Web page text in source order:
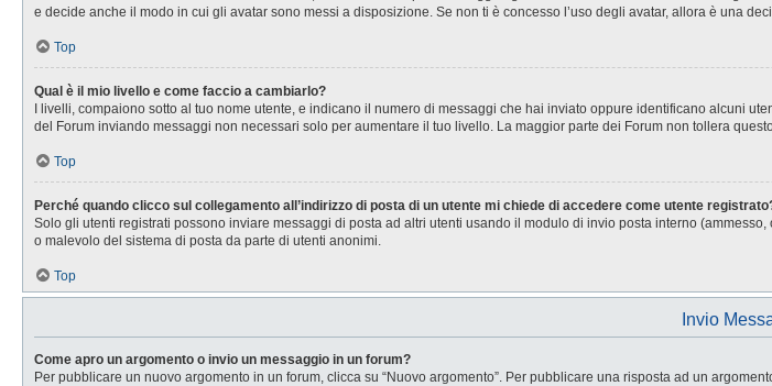
e decide anche il modo in cui gli avatar sono messi a disposizione. Se non ti è concesso l’uso degli avatar, allora è una
Top
Qual è il mio livello e come faccio a cambiarlo?
I livelli, compaiono sotto al tuo nome utente, e indicano il numero di messaggi che hai inviato oppure identificano alcuni
del Forum inviando messaggi non necessari solo per aumentare il tuo livello. La maggior parte dei Forum non tollera
Top
Perché quando clicco sul collegamento all’indirizzo di posta di un utente mi chiede di accedere come utente
Solo gli utenti registrati possono inviare messaggi di posta ad altri utenti usando il modulo di invio posta interno
o malevolo del sistema di posta da parte di utenti anonimi.
Top
Invio
Come apro un argomento o invio un messaggio in un forum?
Per pubblicare un nuovo argomento in un forum, clicca su “Nuovo argomento”. Per pubblicare una risposta ad un